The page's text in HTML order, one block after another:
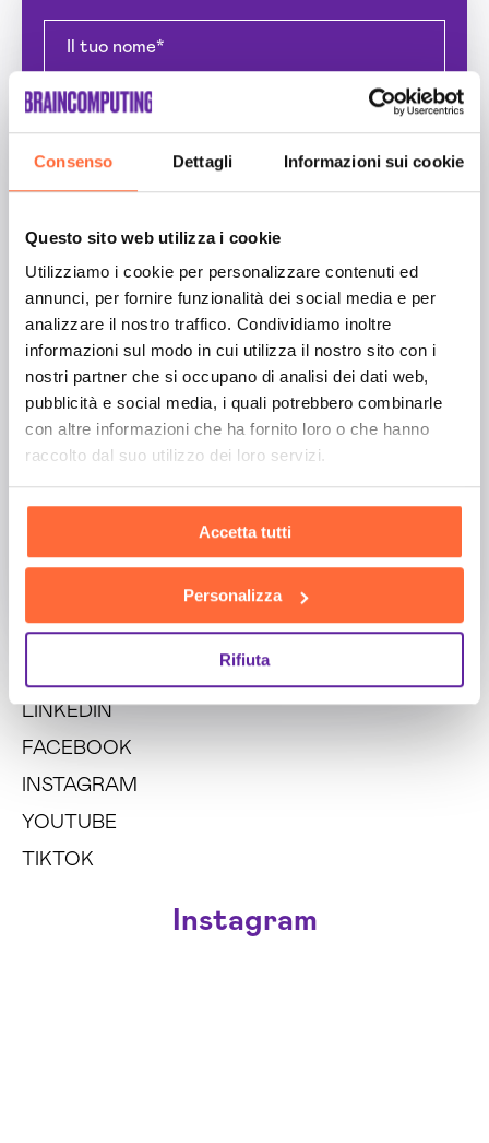
Consenso Dettagli Informazioni sui cookie
Questo sito web utilizza i cookie
Utilizziamo i cookie per personalizzare contenuti ed
annunci, per fornire funzionalità dei social media e per
analizzare il nostro traffico. Condividiamo inoltre
informazioni sul modo in cui utilizza il nostro sito con i
nostri partner che si occupano di analisi dei dati web,
pubblicità e social media, i quali potrebbero combinarle
con altre informazioni che ha fornito loro o che hanno
raccolto dal suo utilizzo dei loro servizi.
Accetta tutti
Personalizza
Rifiuta
Privacy Policy
Social
LINKEDIN
FACEBOOK
INSTAGRAM
YOUTUBE
TIKTOK
Instagram